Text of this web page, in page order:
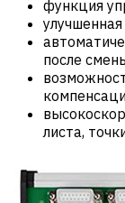
функция
после
листа,